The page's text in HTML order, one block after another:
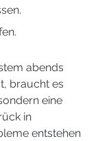
abends
braucht es
eine
in
entstehen